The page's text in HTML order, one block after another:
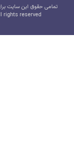
تمامی حقوق این سایت
rights reserved